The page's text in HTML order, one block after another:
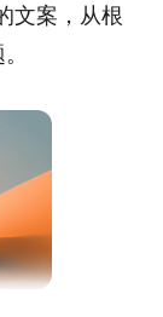
文案，从根